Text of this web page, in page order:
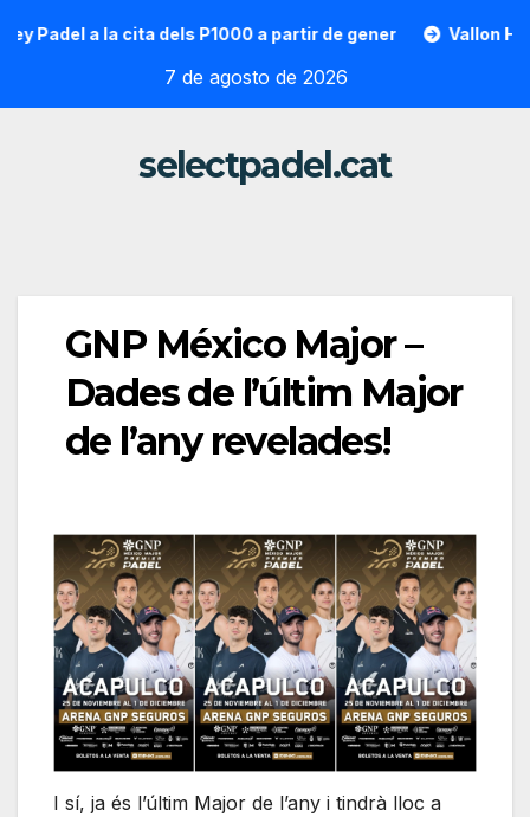
a la cita dels P1000 a partir de gener Vallon
7 de agosto de 2026
selectpadel.cat
GNP México Major –
Dades de l’últim Major
de l’any revelades!
I sí, ja és l’últim Major de l’any i tindrà lloc a